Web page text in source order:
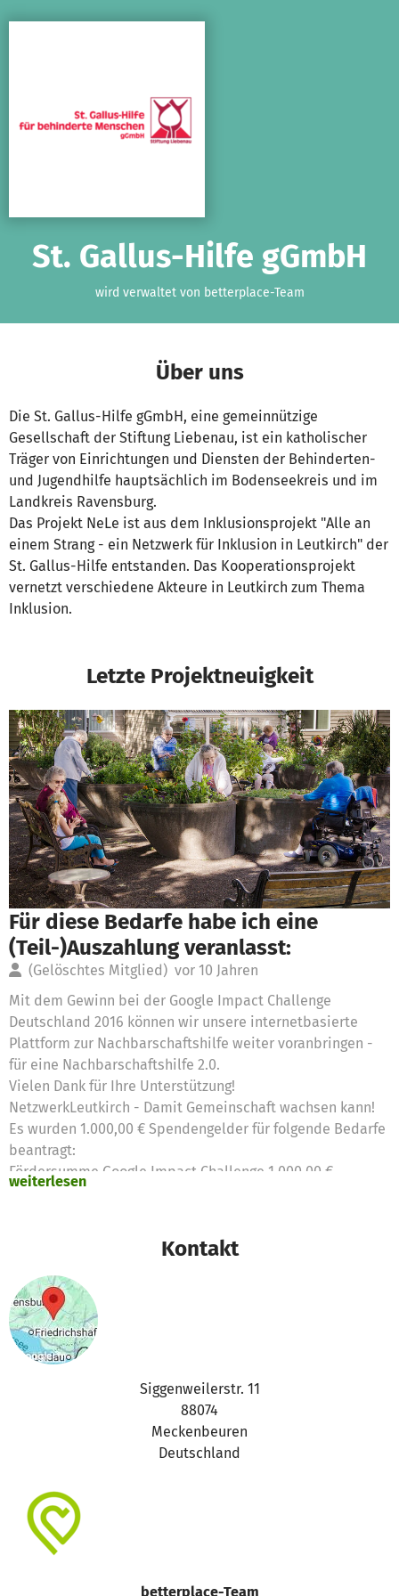
St. Gallus-Hilfe gGmbH
wird verwaltet von betterplace-Team
Über uns
Die St. Gallus-Hilfe gGmbH, eine gemeinnützige
Gesellschaft der Stiftung Liebenau, ist ein katholischer
Träger von Einrichtungen und Diensten der Behinderten-
und Jugendhilfe hauptsächlich im Bodenseekreis und im
Landkreis Ravensburg.
Das Projekt NeLe ist aus dem Inklusionsprojekt "Alle an
einem Strang - ein Netzwerk für Inklusion in Leutkirch" der
St. Gallus-Hilfe entstanden. Das Kooperationsprojekt
vernetzt verschiedene Akteure in Leutkirch zum Thema
Inklusion.
Letzte Projektneuigkeit
Für diese Bedarfe habe ich eine
(Teil-)Auszahlung veranlasst:
(Gelöschtes Mitglied) vor 10 Jahren
Mit dem Gewinn bei der Google Impact Challenge
Deutschland 2016 können wir unsere internetbasierte
Plattform zur Nachbarschaftshilfe weiter voranbringen -
für eine Nachbarschaftshilfe 2.0.
Vielen Dank für Ihre Unterstützung!
NetzwerkLeutkirch - Damit Gemeinschaft wachsen kann!
Es wurden 1.000,00 € Spendengelder für folgende Bedarfe
beantragt:
Fördersumme Google Impact Challenge 1.000,00 €
weiterlesen
Kontakt
Siggenweilerstr. 11
88074
Meckenbeuren
Deutschland
betterplace-Team